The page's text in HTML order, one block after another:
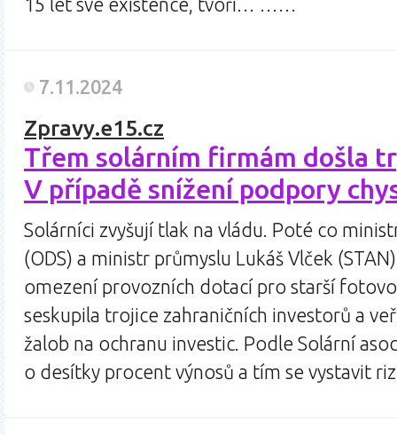
15 let své existence, tvoří… ……
7.11.2024
Zpravy.e15.cz
Třem solárním firmám došla
V případě snížení podpory
Solárníci zvyšují tlak na vládu. Poté co
(ODS) a ministr průmyslu Lukáš Vlček
omezení provozních dotací pro starší
seskupila trojice zahraničních investorů a
žalob na ochranu investic. Podle Solární
o desítky procent výnosů a tím se vystavit